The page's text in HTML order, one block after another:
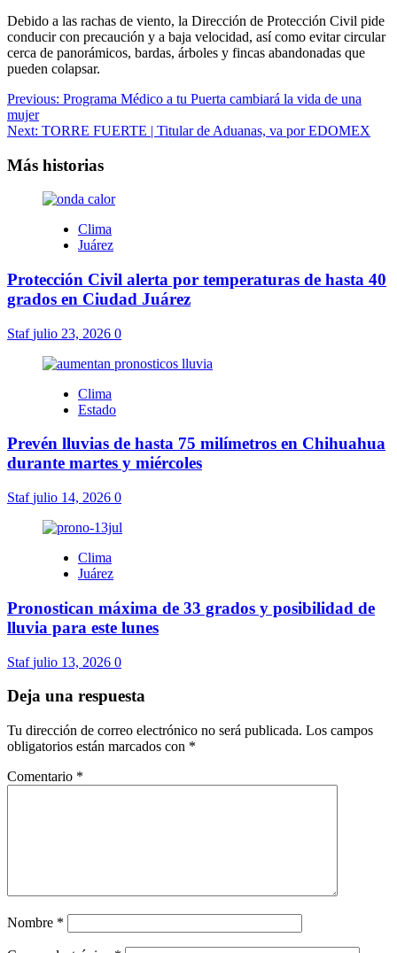
Debido a las rachas de viento, la Dirección de Protección Civil pide
conducir con precaución y a baja velocidad, así como evitar circular
cerca de panorámicos, bardas, árboles y fincas abandonadas que
pueden colapsar.
Navegación
de
Previous: Programa Médico a tu Puerta cambiará la vida de una
mujer
Next: TORRE FUERTE | Titular de Aduanas, va por EDOMEX
Más historias
Clima
Juárez
Protección Civil alerta por temperaturas de hasta 40
grados en Ciudad Juárez
Stafjulio 23, 2026 0
Clima
Estado
Prevén lluvias de hasta 75 milímetros en Chihuahua
durante martes y miércoles
Stafjulio 14, 2026 0
Clima
Juárez
Pronostican máxima de 33 grados y posibilidad de
lluvia para este lunes
Stafjulio 13, 2026 0
Deja una respuesta
Tu dirección de correo electrónico no será publicada. Los campos
obligatorios están marcados con *
Comentario *
Nombre *